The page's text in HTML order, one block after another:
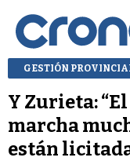
GESTIÓN
Y Zurieta:
marcha
están